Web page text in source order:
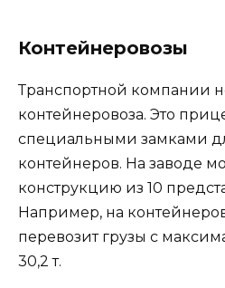
Контейнеровозы
Транспортной компании
контейнеровоза. Это
специальными замками
контейнеров. На заводе
конструкцию из 10
Например, на
перевозит грузы с
30,2 т.